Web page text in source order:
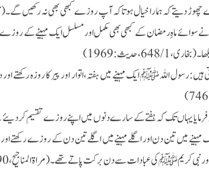
دیتے کہ ہمارا خیال ہوتا کہ آپ روزے کبھی بھی نہ رکھیں
سوائےماہِ رمضان کے کبھی بھی مکمل اور مسلسل ایک مہینے کے روزے
648،حدیث: 1969)
ہیں:رسول اللہ ﷺ ایک مہینے میں ہفتہ،اتوار اور پیر کا روزہ رکھتے
یہاں تک کہ ہفتے کے سارے دنوں میں اپنے روزے تقسیم کر دی
میں تین دن اور اگلے مہینے میں اگلے تین دن کے روزے رکھتے
نبی کریم ﷺ کی عبادات سے دن برکت پاتے تھے۔(مراۃ المناجیح، 3/190)